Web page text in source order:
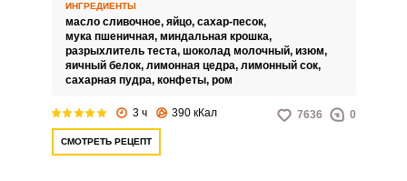
обладает уникальным для
сдобы свойством оставаться
свежим и не черстветь на
протяжении нескольких недель.
В это легко убедиться,
достаточно приготовить это
мы представили вашему
ИНГРЕДИЕНТЫ
масло сливочное, яйцо, сахар-песок,
мука пшеничная, миндальная крошка,
разрыхлитель теста, шоколад молочный, изюм,
яичный белок, лимонная цедра, лимонный сок,
сахарная пудра, конфеты, ром
3 ч 390 кКал 7636 0
СМОТРЕТЬ РЕЦЕПТ